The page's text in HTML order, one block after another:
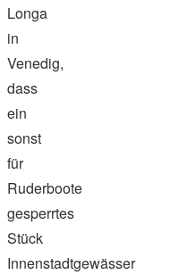
Longa
in
Venedig,
dass
ein
sonst
für
Ruderboote
gesperrtes
Stück
Innenstadtgewässer